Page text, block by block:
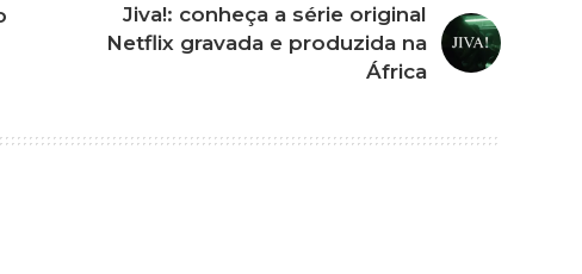
Jiva!: conheça a série original
Netflix gravada e produzida na
África